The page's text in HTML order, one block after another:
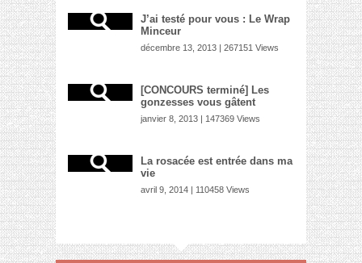
J’ai testé pour vous : Le Wrap
Minceur
décembre 13, 2013 | 267151 Views
[CONCOURS terminé] Les
gonzesses vous gâtent
janvier 8, 2013 | 147369 Views
La rosacée est entrée dans ma
vie
avril 9, 2014 | 110458 Views